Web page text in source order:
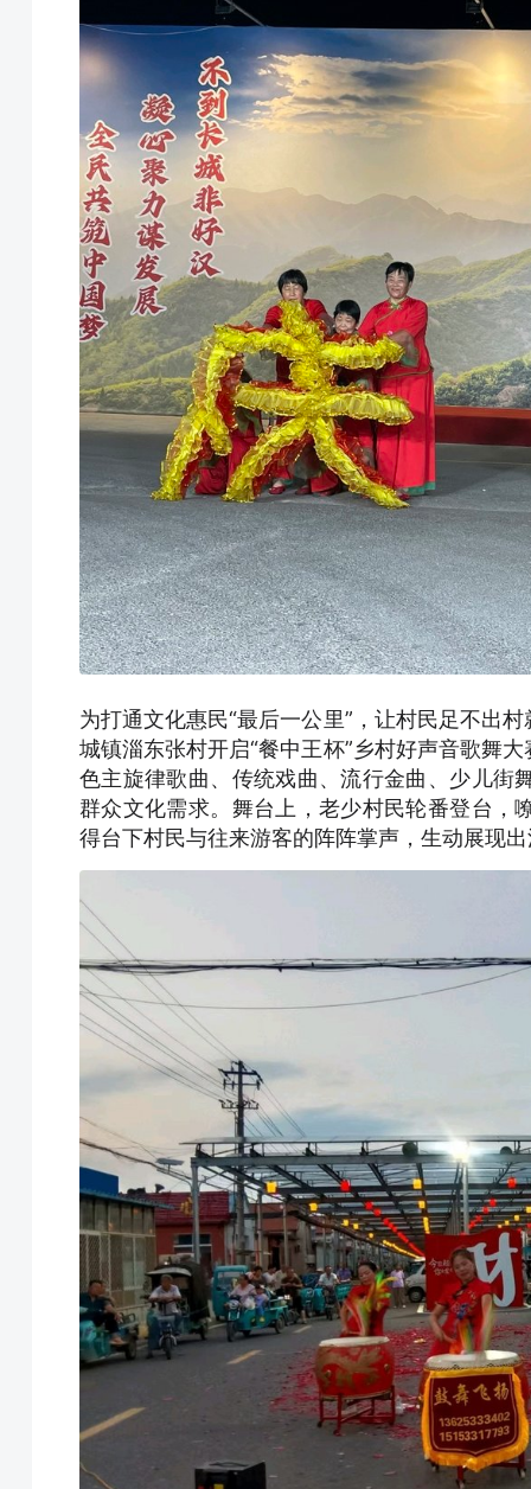
为打通文化惠民“最后一公里”，让村民足不出
城镇淄东张村开启“餐中王杯”乡村好声音歌舞
色主旋律歌曲、传统戏曲、流行金曲、少儿街
群众文化需求。舞台上，老少村民轮番登台，
得台下村民与往来游客的阵阵掌声，生动展现